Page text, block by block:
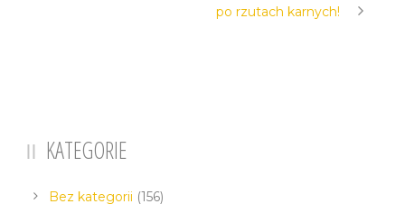
po rzutach karnych!
KATEGORIE
Bez kategorii (156)